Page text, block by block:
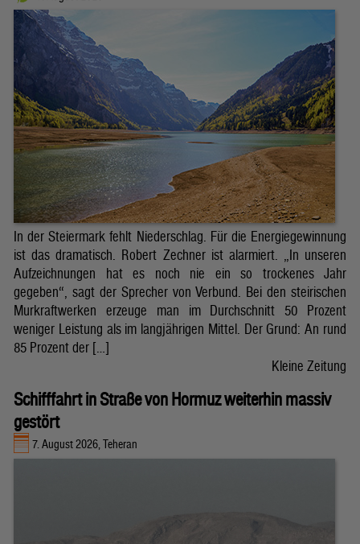
In der Steiermark fehlt Niederschlag. Für die Energiegewinnung
ist das dramatisch. Robert Zechner ist alarmiert. „In unseren
Aufzeichnungen hat es noch nie ein so trockenes Jahr
gegeben“, sagt der Sprecher von Verbund. Bei den steirischen
Murkraftwerken erzeuge man im Durchschnitt 50 Prozent
weniger Leistung als im langjährigen Mittel. Der Grund: An rund
85 Prozent der […]
Kleine Zeitung
Schifffahrt in Straße von Hormuz weiterhin massiv
gestört
7. August 2026, Teheran